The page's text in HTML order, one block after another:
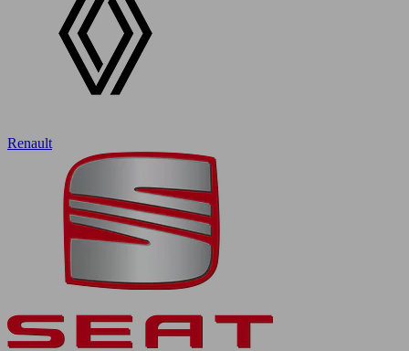
Renault